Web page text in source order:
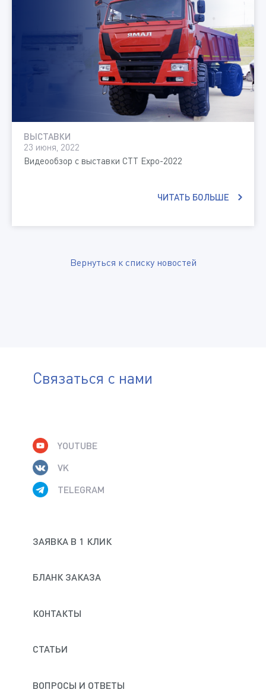
ВЫСТАВКИ
23 июня, 2022
Видеообзор с выставки CTT Expo-2022
ЧИТАТЬ БОЛЬШЕ
Вернуться к списку новостей
Связаться с нами
ЗАЯВКА В 1 КЛИК
БЛАНК ЗАКАЗА
КОНТАКТЫ
СТАТЬИ
ВОПРОСЫ И ОТВЕТЫ
YOUTUBE
VK
TELEGRAM